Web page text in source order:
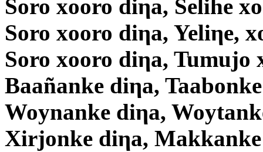
Soro xooro diηa, Selihe
Soro xooro diηa, Yeliηe,
Soro xooro diηa, Tumujo
Baañanke diηa,
Woynanke diηa,
Xirjonke diηa,